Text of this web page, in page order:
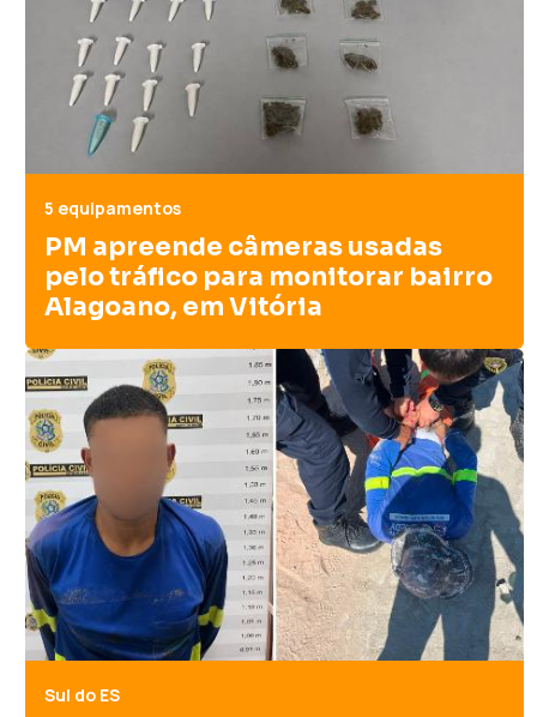
5 equipamentos
PM apreende câmeras usadas
pelo tráfico para monitorar bairro
Alagoano, em Vitória
Sul do ES